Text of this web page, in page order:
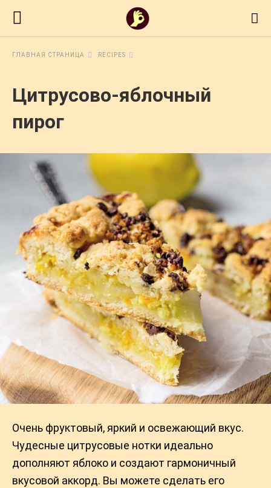
ГЛАВНАЯ СТРАНИЦА RECIPES
Цитрусово-яблочный
пирог
Очень фруктовый, яркий и освежающий вкус.
Чудесные цитрусовые нотки идеально
дополняют яблоко и создают гармоничный
вкусовой аккорд. Вы можете сделать его